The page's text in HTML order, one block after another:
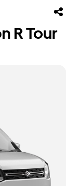
R Tour